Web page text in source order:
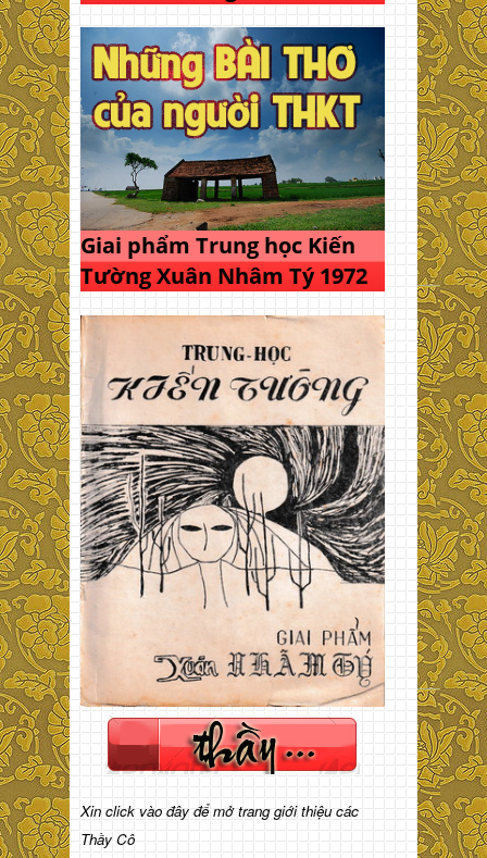
Giai phẩm Trung học Kiến
Tường Xuân Nhâm Tý 1972
Xin click vào đây để mở trang giới thiệu các
Thầy Cô